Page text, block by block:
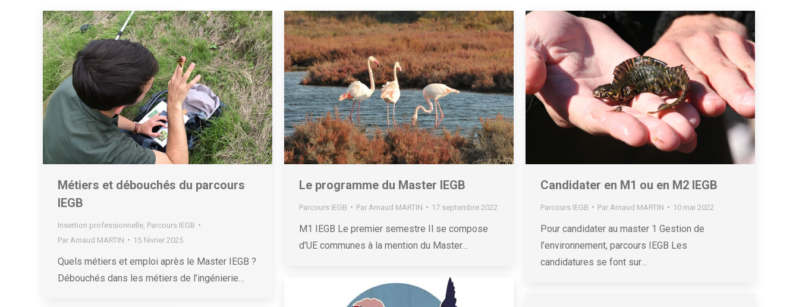
Métiers et débouchés du parcours
IEGB
Insertion professionnelle Parcours IEGB
Par Arnaud MARTIN 15 février 2025
Quels métiers et emploi après le Master IEGB ?
Débouchés dans les métiers de l’ingénierie…
Le programme du Master IEGB
Parcours IEGB Par Arnaud MARTIN 17 septembre 2022
M1 IEGB Le premier semestre Il se compose
d’UE communes à la mention du Master…
Candidater en M1 ou en M2 IEGB
Parcours IEGB Par Arnaud MARTIN 10 mai 2022
Pour candidater au master 1 Gestion de
l’environnement, parcours IEGB Les
candidatures se font sur…